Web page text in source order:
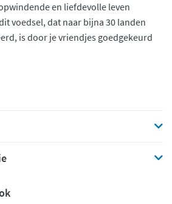
en liefdevolle leven
voedsel, dat naar bijna 30 landen
is door je vriendjes goedgekeurd